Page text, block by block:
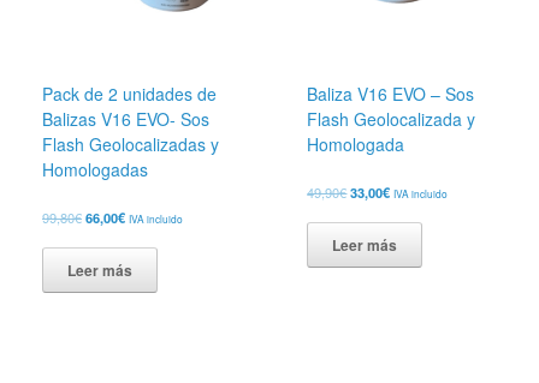
Pack de 2 unidades de
Balizas V16 EVO- Sos
Flash Geolocalizadas y
Homologadas
99,80€El
original
era:
99,80€.
66,00€El
actual
es:
66,00€.
IVA incluido
Leer más
Baliza V16 EVO – Sos
Flash Geolocalizada y
Homologada
49,90€El
original
era:
49,90€.
33,00€El
actual
es:
33,00€.
IVA incluido
Leer más